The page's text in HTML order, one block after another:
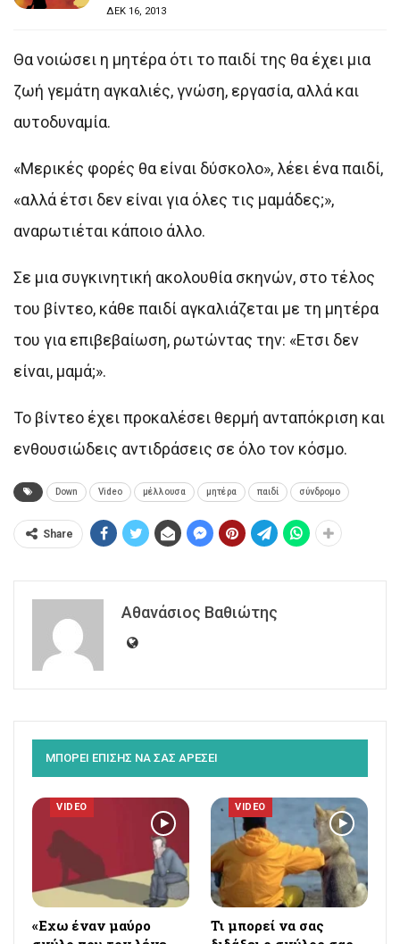
ΔΕΚ 16, 2013
Θα νοιώσει η μητέρα ότι το παιδί της θα έχει μια
ζωή γεμάτη αγκαλιές, γνώση, εργασία, αλλά και
αυτοδυναμία.
«Μερικές φορές θα είναι δύσκολο», λέει ένα παιδί,
«αλλά έτσι δεν είναι για όλες τις μαμάδες;»,
αναρωτιέται κάποιο άλλο.
Σε μια συγκινητική ακολουθία σκηνών, στο τέλος
του βίντεο, κάθε παιδί αγκαλιάζεται με τη μητέρα
του για επιβεβαίωση, ρωτώντας την: «Ετσι δεν
είναι, μαμά;».
Το βίντεο έχει προκαλέσει θερμή ανταπόκριση και
ενθουσιώδεις αντιδράσεις σε όλο τον κόσμο.
Down Video μέλλουσα μητέρα παιδί σύνδρομο
Share
Αθανάσιος Βαθιώτης
ΜΠΟΡΕΙ ΕΠΙΣΗΣ ΝΑ ΣΑΣ ΑΡΕΣΕΙ
VIDEO
«Εχω έναν μαύρο
VIDEO
Τι μπορεί να σας